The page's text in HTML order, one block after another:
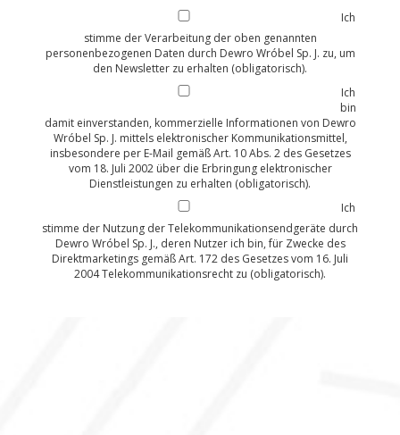
Ich
stimme der Verarbeitung der oben genannten
personenbezogenen Daten durch Dewro Wróbel Sp. J. zu, um
den Newsletter zu erhalten (obligatorisch).
Ich
bin
damit einverstanden, kommerzielle Informationen von Dewro
Wróbel Sp. J. mittels elektronischer Kommunikationsmittel,
insbesondere per E-Mail gemäß Art. 10 Abs. 2 des Gesetzes
vom 18. Juli 2002 über die Erbringung elektronischer
Dienstleistungen zu erhalten (obligatorisch).
Ich
stimme der Nutzung der Telekommunikationsendgeräte durch
Dewro Wróbel Sp. J., deren Nutzer ich bin, für Zwecke des
Direktmarketings gemäß Art. 172 des Gesetzes vom 16. Juli
2004 Telekommunikationsrecht zu (obligatorisch).